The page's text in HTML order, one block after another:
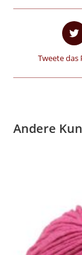
Tweete
Andere